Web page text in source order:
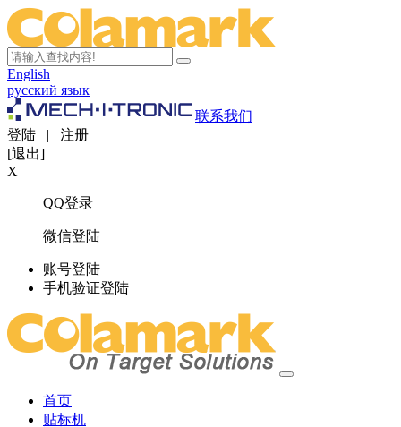
English
русский язык
联系我们
登陆 | 注册
[退出]
X
QQ登录
微信登陆
账号登陆
手机验证登陆
首页
贴标机